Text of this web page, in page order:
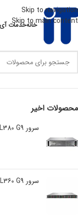
Skip to navigation
Skip to main content
خانهخدمات
محصولات اخیر
سرور HP DL380 G9
سرور HP DL360 G9